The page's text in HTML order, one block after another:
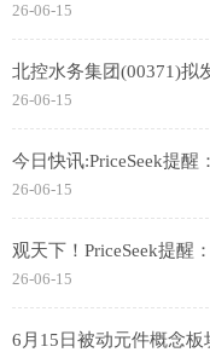
26-06-15
北控水务集团(00371)拟
26-06-15
今日快讯:PriceSeek提
26-06-15
观天下！PriceSeek提醒
26-06-15
6月15日被动元件概念板